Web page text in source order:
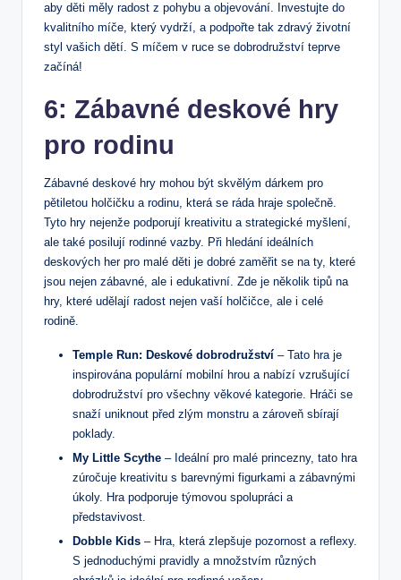
aby děti měly radost z pohybu a objevování. Investujte do
kvalitního míče, který vydrží, a podpořte tak zdravý životní
styl vašich dětí. S míčem v ruce se dobrodružství teprve
začíná!
6: Zábavné deskové hry
pro rodinu
Zábavné deskové hry mohou být skvělým dárkem pro
pětiletou holčičku a rodinu, která se ráda hraje společně.
Tyto hry nejenže podporují kreativitu a strategické myšlení,
ale také posilují rodinné vazby. Při hledání ideálních
deskových her pro malé děti je dobré zaměřit se na ty, které
jsou nejen zábavné, ale i edukativní. Zde je několik tipů na
hry, které udělají radost nejen vaší holčičce, ale i celé
rodině.
Temple Run: Deskové dobrodružství – Tato hra je
inspirována populární mobilní hrou a nabízí vzrušující
dobrodružství pro všechny věkové kategorie. Hráči se
snaží uniknout před zlým monstru a zároveň sbírají
poklady.
My Little Scythe – Ideální pro malé princezny, tato hra
zúročuje kreativitu s barevnými figurkami a zábavnými
úkoly. Hra podporuje týmovou spolupráci a
představivost.
Dobble Kids – Hra, která zlepšuje pozornost a reflexy.
S jednoduchými pravidly a množstvím různých